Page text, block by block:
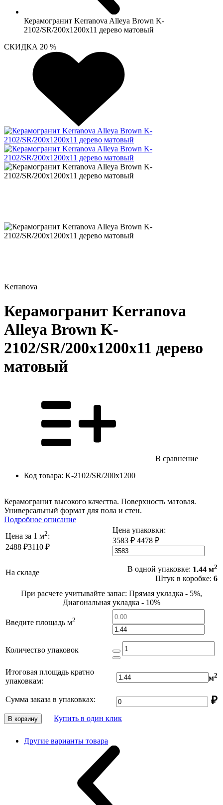
Керамогранит Kerranova Alleya Brown K-
2102/SR/200x1200x11 дерево матовый
СКИДКА 20 %
Kerranova
Керамогранит Kerranova
Alleya Brown K-
2102/SR/200x1200x11 дерево
матовый
В сравнение
Код товара: K-2102/SR/200x1200
Керамогранит высокого качества. Поверхность матовая.
Универсальный формат для пола и стен.
Подробное описание
Цена за 1 м2:
2488 ₽3110 ₽
Цена упаковки:
3583 ₽ 4478 ₽
На складе В одной упаковке: 1.44 м2
Штук в коробке: 6
При расчете учитывайте запас: Прямая укладка - 5%,
Диагональная укладка - 10%
Введите площадь м2
Количество упаковок
Итоговая площадь кратно
упаковкам:
м2
Сумма заказа в упаковках: ₽
В корзину Купить в один клик
Другие варианты товара